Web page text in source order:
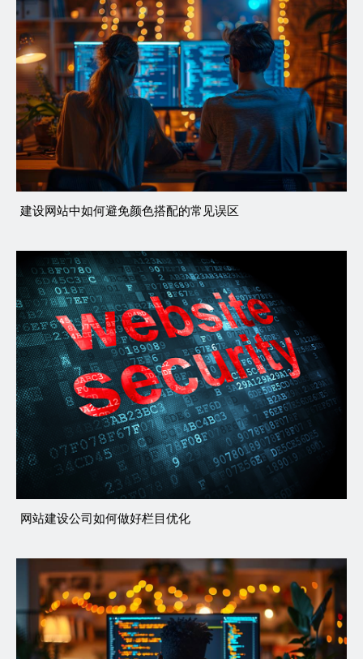
建设网站中如何避免颜色搭配的常见误区
网站建设公司如何做好栏目优化